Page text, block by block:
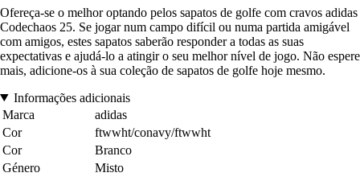
Ofereça-se o melhor optando pelos sapatos de golfe com cravos adidas
Codechaos 25. Se jogar num campo difícil ou numa partida amigável
com amigos, estes sapatos saberão responder a todas as suas
expectativas e ajudá-lo a atingir o seu melhor nível de jogo. Não espere
mais, adicione-os à sua coleção de sapatos de golfe hoje mesmo.
Informações adicionais
Marca
adidas
Cor
ftwwht/conavy/ftwwht
Cor
Branco
Género
Misto